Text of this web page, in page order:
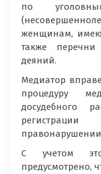
по
женщинам,
также
деяний.
Медиатор
процедуру
досудебного
С учетом
предусмотрено,